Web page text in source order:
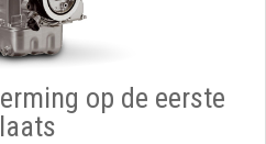
op de eerste